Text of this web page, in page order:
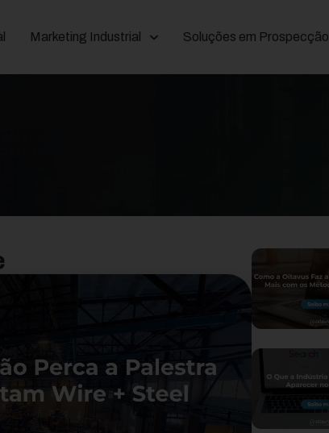
Marketing Industrial Soluções em Prospecção